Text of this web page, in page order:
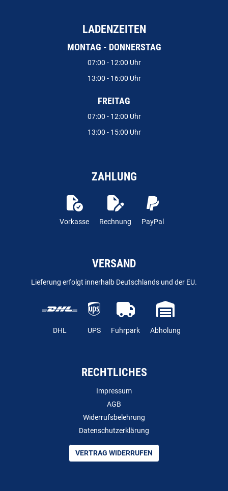
LADENZEITEN
MONTAG - DONNERSTAG
07:00 - 12:00 Uhr
13:00 - 16:00 Uhr
FREITAG
07:00 - 12:00 Uhr
13:00 - 15:00 Uhr
ZAHLUNG
Vorkasse Rechnung PayPal
VERSAND
Lieferung erfolgt innerhalb Deutschlands und der EU.
DHL UPS Fuhrpark Abholung
RECHTLICHES
Impressum
AGB
Widerrufsbelehrung
Datenschutzerklärung
VERTRAG WIDERRUFEN